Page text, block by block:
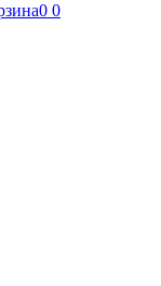
0 0